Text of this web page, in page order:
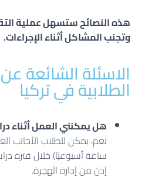
هذه النصائح ستسهل عملية
وتجنب المشاكل أثناء الإجراءات.
الاسئلة الشائعة
الطلابية في تركيا
هل يمكنني العمل أثناء
ساعة أسبوعيًا) خلال فترة
إذن من إدارة الهجرة.